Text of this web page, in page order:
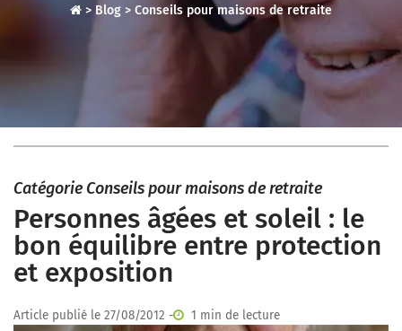
> Blog > Conseils pour maisons de retraite
Catégorie Conseils pour maisons de retraite
Personnes âgées et soleil : le
bon équilibre entre protection
et exposition
Article publié le 27/08/2012 - 1 min de lecture